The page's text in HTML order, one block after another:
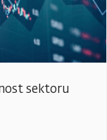
sektoru